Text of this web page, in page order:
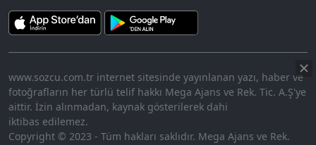
www.sozcu.com.tr internet sitesinde yayınlanan yazı, haber ve
fotoğrafların her türlü telif hakkı Mega Ajans ve Rek. Tic. A.Ş'ye
aittir. İzin alınmadan, kaynak gösterilerek dahi
iktibas edilemez.
Copyright © 2023 - Tüm hakları saklıdır. Mega Ajans ve Rek.